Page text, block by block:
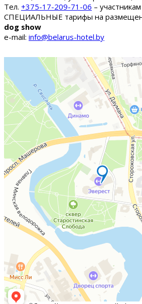
Тел. +375-17-209-71-06 –
СПЕЦИАЛЬНЫЕ тарифы на
dog show
e-mail: info@belarus-hotel.by